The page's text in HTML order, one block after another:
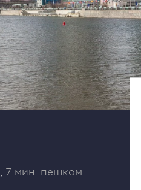
7 мин. пешком